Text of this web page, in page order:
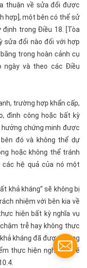
thuận về sửa đổi được
hợp], một bên có thể sử
trong Điều 18. [Tòa
sửa đổi nào đối với hợp
trong hoàn cảnh cụ
ngày và theo các Điều
trường hợp khẩn cấp,
đình công hoặc bất kỳ
chứng minh được
đó và không thể dự
hoặc không thể tránh
hệ quả của nó một
khả kháng” sẽ không bị
nhiệm với bên kia về
hiện bất kỳ nghĩa vụ
trễ hay không thực
kháng đã được thông
thực hiện nghĩa vụ sẽ